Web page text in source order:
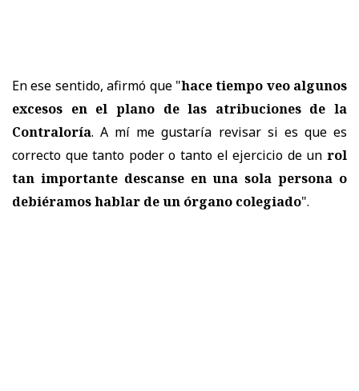
En ese sentido, afirmó que "hace tiempo veo algunos
excesos en el plano de las atribuciones de la
Contraloría. A mí me gustaría revisar si es que es
correcto que tanto poder o tanto el ejercicio de un rol
tan importante descanse en una sola persona o
debiéramos hablar de un órgano colegiado".